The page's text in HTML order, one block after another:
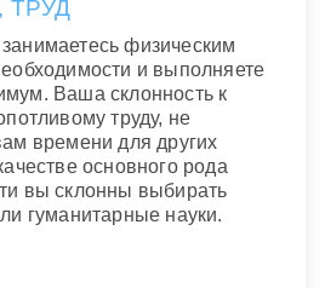
ТРУД
физическим
и выполняете
Ваша склонность к
труду, не
времени для других
основного рода
вы склонны выбирать
гуманитарные науки.